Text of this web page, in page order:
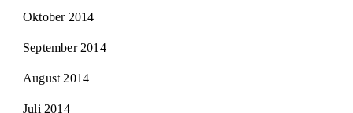
Oktober 2014
September 2014
August 2014
Juli 2014